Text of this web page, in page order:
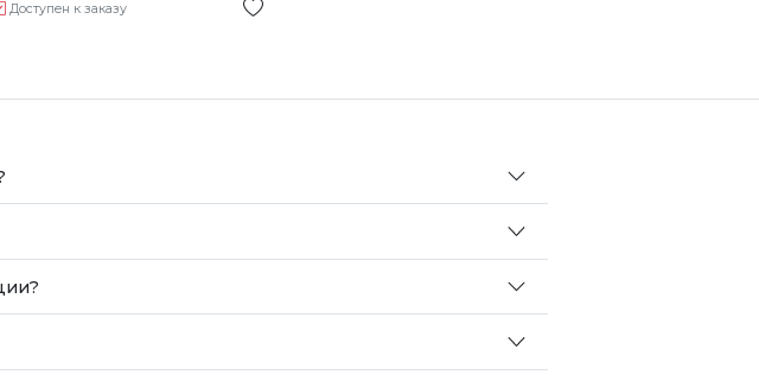
Доступен к заказу